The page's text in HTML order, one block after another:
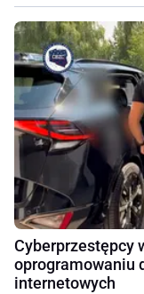
Cyberprzestępcy
oprogramowaniu
internetowych